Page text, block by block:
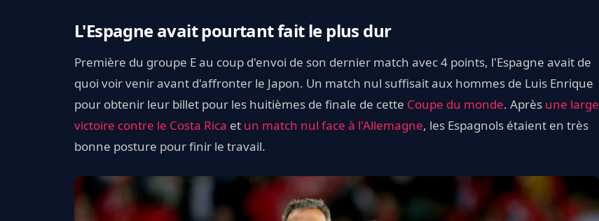
L'Espagne avait pourtant fait le plus dur
Première du groupe E au coup d'envoi de son dernier match avec 4 points, l'Espagne avait de
quoi voir venir avant d'affronter le Japon. Un match nul suffisait aux hommes de Luis Enrique
pour obtenir leur billet pour les huitièmes de finale de cette Coupe du monde. Après une large
victoire contre le Costa Rica et un match nul face à l'Allemagne, les Espagnols étaient en très
bonne posture pour finir le travail.